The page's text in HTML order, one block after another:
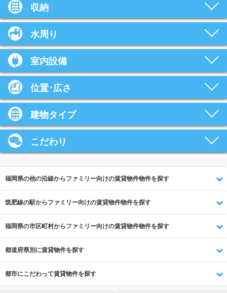
収納
水周り
室内設備
位置･広さ
建物タイプ
こだわり
福岡県の他の沿線からファミリー向けの賃貸物件物件を探す
筑肥線の駅からファミリー向けの賃貸物件物件を探す
福岡県の市区町村からファミリー向けの賃貸物件物件を探す
都道府県別に賃貸物件を探す
都市にこだわって賃貸物件を探す